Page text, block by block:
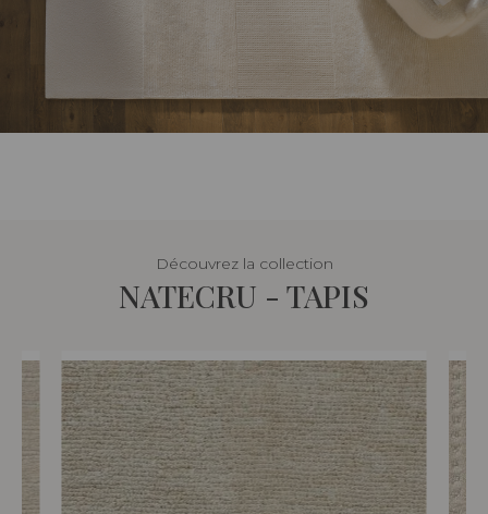
Découvrez la collection
NATECRU - TAPIS